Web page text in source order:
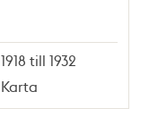
1918 till 1932
Karta